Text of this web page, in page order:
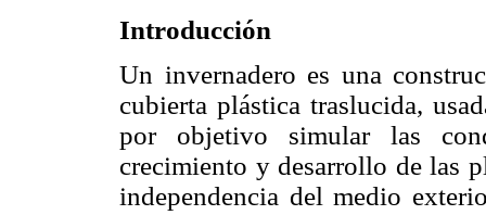
Introducción
Un invernadero es una
cubierta plástica traslucida,
por objetivo simular las
crecimiento y desarrollo de las
independencia del medio